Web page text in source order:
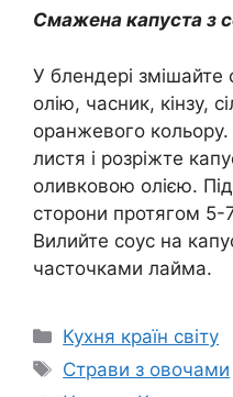
Смажена капуста з
У блендері змішайте
олію, часник, кінзу,
оранжевого кольору.
листя і розріжте
оливковою олією.
сторони протягом 5-
Вилийте соус на
часточками лайма.
Категорії
Кухня країн світу
Позначки
Страви з овочами